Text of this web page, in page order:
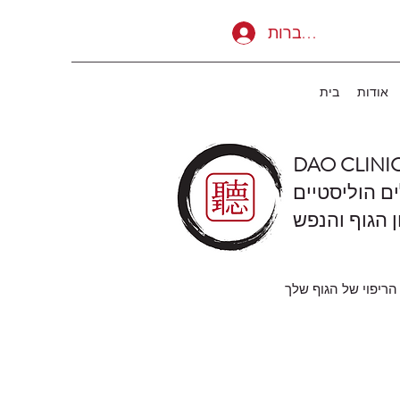
להתחברות
DAO
הוליסטיים
הגוף והנפש
של הגוף שלך
בית אודות